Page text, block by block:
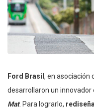
Ford Brasil , en asociación
desarrollaron un innovador
Mat. Para lograrlo,